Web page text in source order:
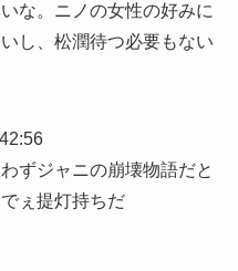
な。ニノの女性の好みに
し、松潤待つ必要もない
ずジャニの崩壊物語だと
ぇ提灯持ちだ